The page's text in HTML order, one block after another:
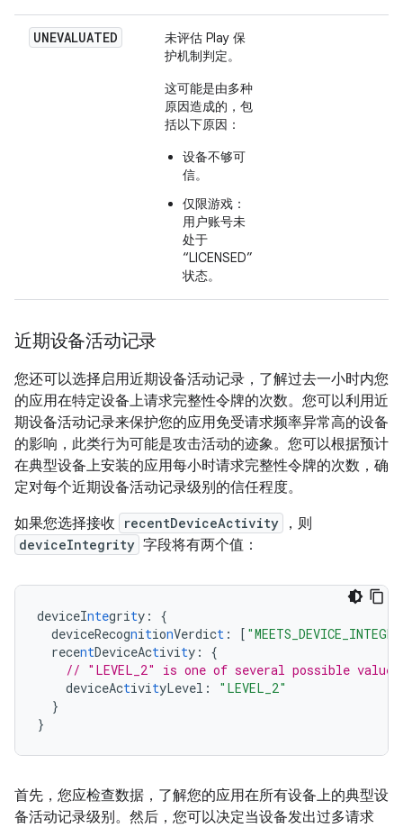
UNEVALUATED
未评估 Play 保
护机制判定。
这可能是由多种
原因造成的，包
括以下原因：
设备不够可
信。
仅限游戏：
用户账号未
处于
“LICENSED”
状态。
近期设备活动记录
您还可以选择启用近期设备活动记录，了解过去一小时内您
的应用在特定设备上请求完整性令牌的次数。您可以利用近
期设备活动记录来保护您的应用免受请求频率异常高的设备
的影响，此类行为可能是攻击活动的迹象。您可以根据预计
在典型设备上安装的应用每小时请求完整性令牌的次数，确
定对每个近期设备活动记录级别的信任程度。
如果您选择接收
recentDeviceActivity ，则
deviceIntegrity 字段将有两个值：
deviceIntegrity :
{
deviceRecognitionVerdict : [
recentDeviceActivity :
{
// "LEVEL_2" is one of several possible
deviceActivityLevel :
"LEVEL_2"
}
}
首先，您应检查数据，了解您的应用在所有设备上的典型设
备活动记录级别。然后，您可以决定当设备发出过多请求